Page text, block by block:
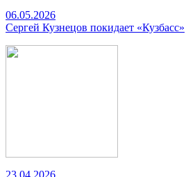
06.05.2026
Сергей Кузнецов покидает «Кузбасс»
23.04.2026